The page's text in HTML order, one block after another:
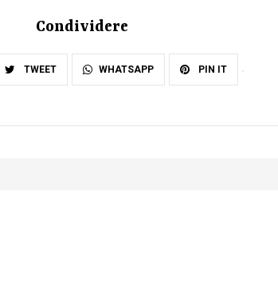
Condividere
TWEET WHATSAPP PIN IT